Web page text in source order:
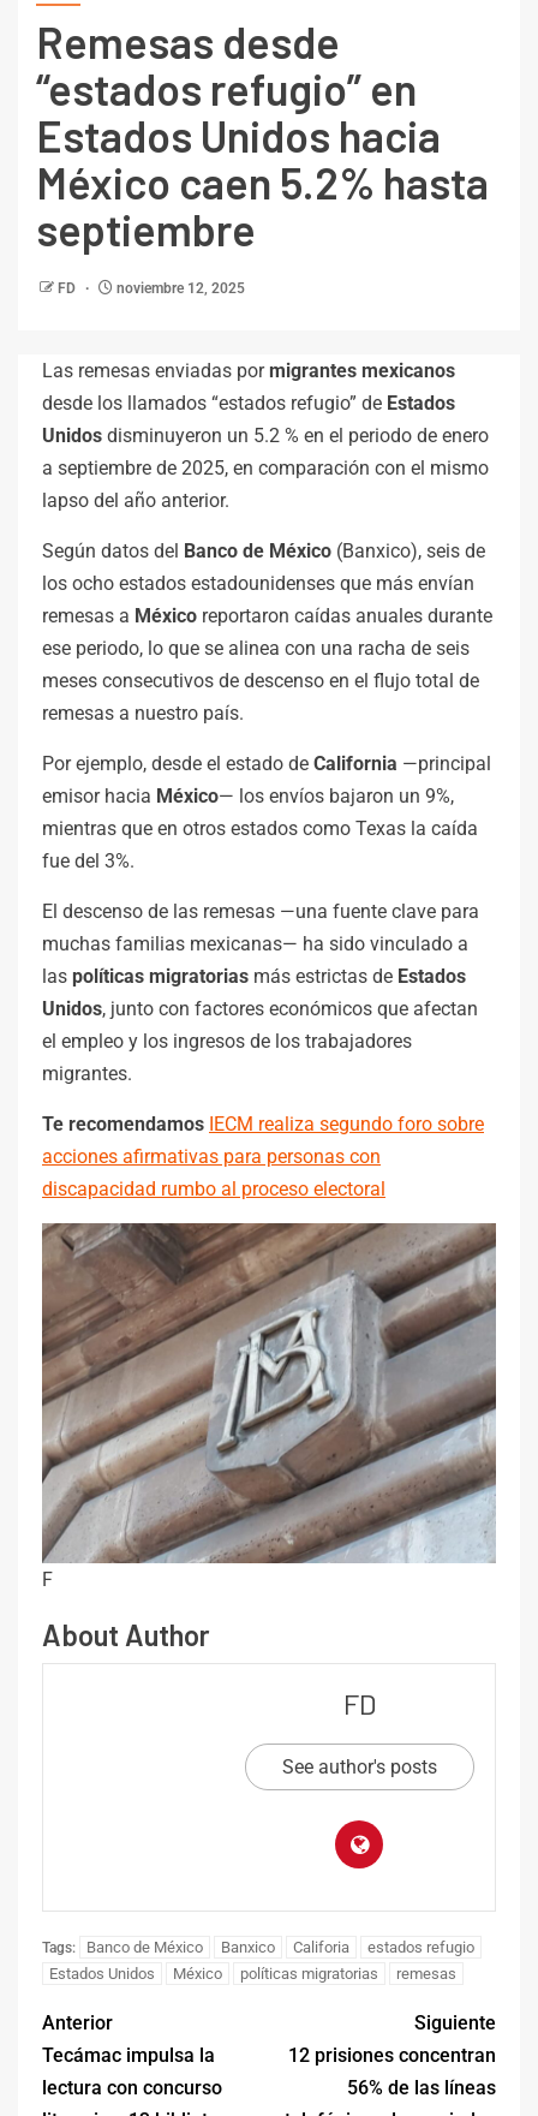
Remesas desde
“estados refugio” en
Estados Unidos hacia
México caen 5.2% hasta
septiembre
FD noviembre 12, 2025
Las remesas enviadas pormigrantes mexicanos
desde los llamados “estados refugio” de Estados
Unidos disminuyeron un 5.2 % en el periodo de enero
a septiembre de 2025, en comparación con el mismo
lapso del año anterior.
Según datos del Banco de México (Banxico), seis de
los ocho estados estadounidenses que más envían
remesas a México reportaron caídas anuales durante
ese periodo, lo que se alinea con una racha de seis
meses consecutivos de descenso en el flujo total de
remesas a nuestro país.
Por ejemplo, desde el estado de California —principal
emisor hacia México— los envíos bajaron un 9%,
mientras que en otros estados como Texas la caída
fue del 3%.
El descenso de las remesas —una fuente clave para
muchas familias mexicanas— ha sido vinculado a
las políticas migratorias más estrictas de Estados
Unidos, junto con factores económicos que afectan
el empleo y los ingresos de los trabajadores
migrantes.
Te recomendamos IECM realiza segundo foro sobre
acciones afirmativas para personas con
discapacidad rumbo al proceso electoral
F
About Author
FD
See author's posts
Tags: Banco de México Banxico Califoria
estados refugio
Estados Unidos
México políticas migratorias remesas
Anterior
Tecámac impulsa la
lectura con concurso
Siguiente
12 prisiones concentran
56% de las líneas